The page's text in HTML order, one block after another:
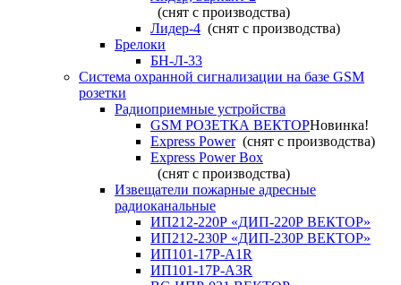
(снят с производства)
Лидер-4 (снят с производства)
Брелоки
БН-Л-33
Система охранной сигнализации на базе GSM
розетки
Радиоприемные устройства
GSM РОЗЕТКА ВЕКТОРНовинка!
Express Power(снят с производства)
Express Power Box
(снят с производства)
Извещатели пожарные адресные
радиоканальные
ИП212-220Р «ДИП-220Р ВЕКТОР»
ИП212-230Р «ДИП-230Р ВЕКТОР»
ИП101-17Р-A1R
ИП101-17Р-A3R